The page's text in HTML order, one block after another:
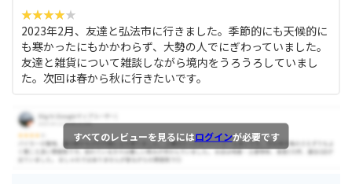
2023年2月、友達と弘法市に行きました。季節的にも天候的に
も寒かったにもかかわらず、大勢の人でにぎわっていました。
友達と雑貨について雑談しながら境内をうろうろしていまし
た。次回は春から秋に行きたいです。
すべてのレビューを見るにはログインが必要です